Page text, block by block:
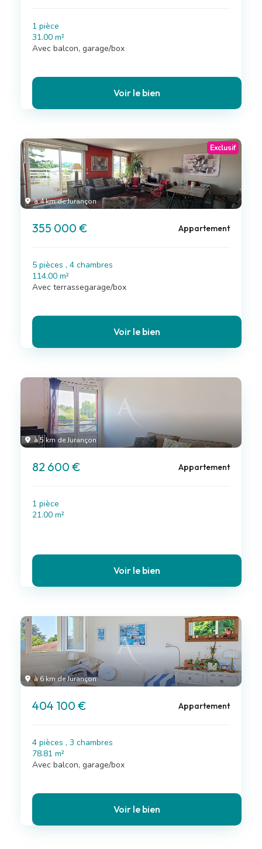
1 pièce
31.00 m²
Avec balcon, garage/box
Voir le bien
à 4 km de Jurançon
Exclusif
355 000 € Appartement
5 pièces , 4 chambres
114.00 m²
Avec terrassegarage/box
Voir le bien
à 5 km de Jurançon
82 600 € Appartement
1 pièce
21.00 m²
Voir le bien
à 6 km de Jurançon
404 100 € Appartement
4 pièces , 3 chambres
78.81 m²
Avec balcon, garage/box
Voir le bien